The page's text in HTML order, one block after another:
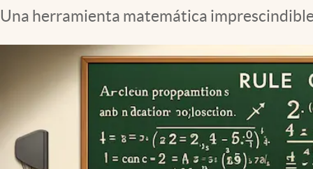
Una herramienta matemática